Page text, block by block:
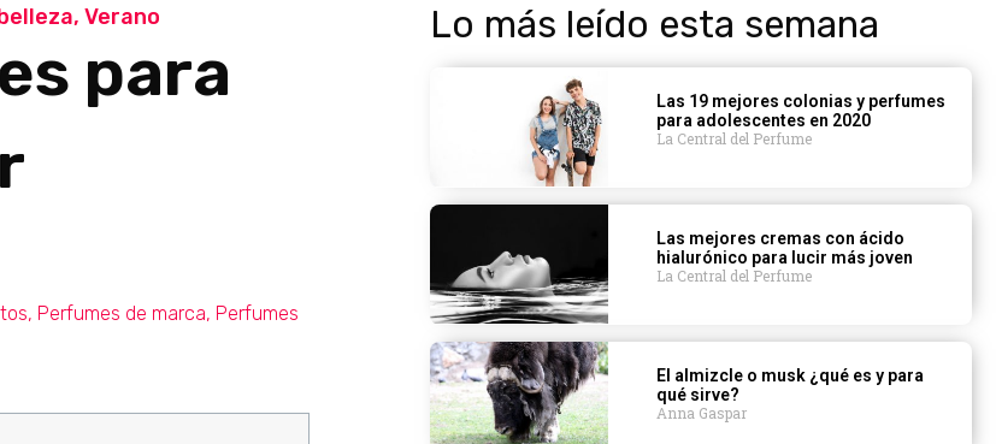
, Verano
para
, Perfumes de marca, Perfumes
Lo más leído esta semana
Las 19 mejores colonias y perfumes
para adolescentes en 2020
La Central del Perfume
Las mejores cremas con ácido
hialurónico para lucir más joven
La Central del Perfume
El almizcle o musk ¿qué es y para
qué sirve?
Anna Gaspar